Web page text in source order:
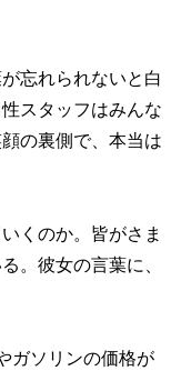
忘れられないと白
スタッフはみんな
の裏側で、本当は
くのか。皆がさま
。彼女の言葉に、
ガソリンの価格が